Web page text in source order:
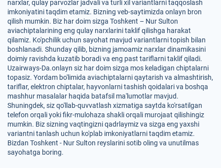
narxlar, qulay parvozlar jadvali va turli xil variantlarni taqqoslash
imkoniyatini taqdim etamiz. Bizning veb-saytimizda onlayn bron
qilish mumkin. Biz har doim sizga Toshkent – Nur Sulton
aviachiptalarining eng qulay narxlarini taklif qilishga harakat
qilamiz. Ko'pchilik uchun sayohat mavjud variantlarni topish bilan
boshlanadi. Shunday qilib, bizning jamoamiz narxlar dinamikasini
doimiy ravishda kuzatib boradi va eng past tariflarni taklif qiladi.
Uzairways-Da.onlayn siz har doim sizga mos keladigan chiptalarni
topasiz. Yordam bo'limida aviachiptalarni qaytarish va almashtirish,
tariflar, elektron chiptalar, hayvonlarni tashish qoidalari va boshqa
mashhur masalalar haqida batafsil ma'lumotlar mavjud.
Shuningdek, siz qo'llab-quvvatlash xizmatiga saytda ko'rsatilgan
telefon orqali yoki fikr-mulohaza shakli orqali murojaat qilishingiz
mumkin. Biz sizning vaqtingizni qadrlaymiz va sizga eng yaxshi
variantni tanlash uchun ko'plab imkoniyatlarni taqdim etamiz.
Bizdan Toshkent - Nur Sulton reyslarini sotib oling va unutilmas
sayohatga boring.